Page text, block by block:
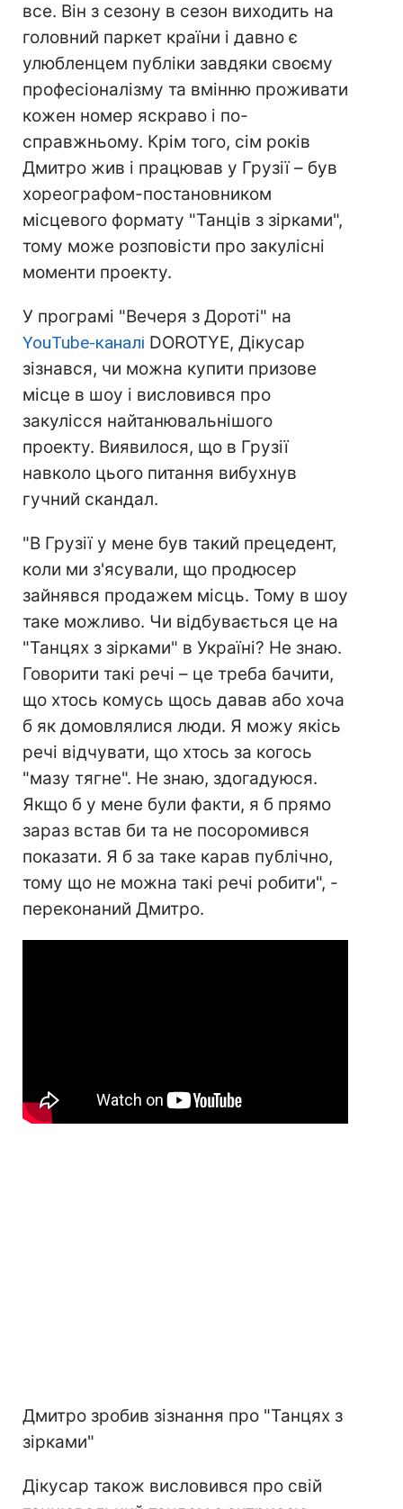
все. Він з сезону в сезон виходить на
головний паркет країни і давно є
улюбленцем публіки завдяки своєму
професіоналізму та вмінню проживати
кожен номер яскраво і по-
справжньому. Крім того, сім років
Дмитро жив і працював у Грузії – був
хореографом-постановником
місцевого формату "Танців з зірками",
тому може розповісти про закулісні
моменти проекту.
У програмі "Вечеря з Дороті" на
YouTube-каналі DOROTYE, Дікусар
зізнався, чи можна купити призове
місце в шоу і висловився про
закулісся найтанювальнішого
проекту. Виявилося, що в Грузії
навколо цього питання вибухнув
гучний скандал.
"В Грузії у мене був такий прецедент,
коли ми з'ясували, що продюсер
зайнявся продажем місць. Тому в шоу
таке можливо. Чи відбувається це на
"Танцях з зірками" в Україні? Не знаю.
Говорити такі речі – це треба бачити,
що хтось комусь щось давав або хоча
б як домовлялися люди. Я можу якісь
речі відчувати, що хтось за когось
"мазу тягне". Не знаю, здогадуюся.
Якщо б у мене були факти, я б прямо
зараз встав би та не посоромився
показати. Я б за таке карав публічно,
тому що не можна такі речі робити", -
переконаний Дмитро.
Дмитро зробив зізнання про "Танцях з
зірками"
Дікусар також висловився про свій